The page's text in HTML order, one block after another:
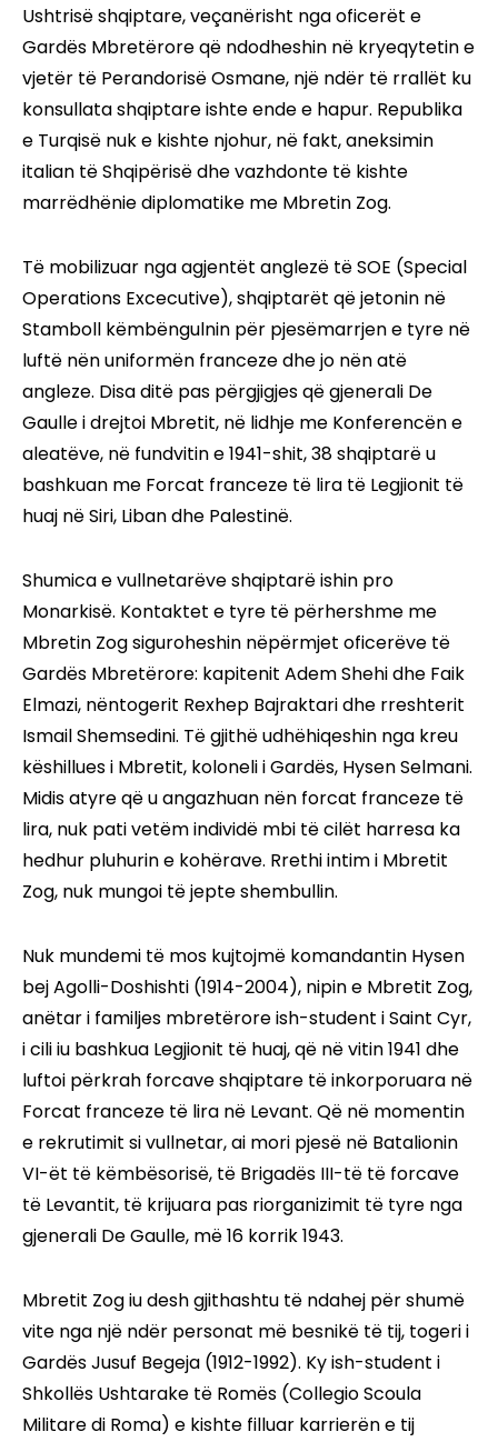
Ushtrisë shqiptare, veçanërisht nga oficerët e
Gardës Mbretërore që ndodheshin në kryeqytetin e
vjetër të Perandorisë Osmane, një ndër të rrallët ku
konsullata shqiptare ishte ende e hapur. Republika
e Turqisë nuk e kishte njohur, në fakt, aneksimin
italian të Shqipërisë dhe vazhdonte të kishte
marrëdhënie diplomatike me Mbretin Zog.
Të mobilizuar nga agjentët anglezë të SOE (Special
Operations Excecutive), shqiptarët që jetonin në
Stamboll këmbëngulnin për pjesëmarrjen e tyre në
luftë nën uniformën franceze dhe jo nën atë
angleze. Disa ditë pas përgjigjes që gjenerali De
Gaulle i drejtoi Mbretit, në lidhje me Konferencën e
aleatëve, në fundvitin e 1941-shit, 38 shqiptarë u
bashkuan me Forcat franceze të lira të Legjionit të
huaj në Siri, Liban dhe Palestinë.
Shumica e vullnetarëve shqiptarë ishin pro
Monarkisë. Kontaktet e tyre të përhershme me
Mbretin Zog siguroheshin nëpërmjet oficerëve të
Gardës Mbretërore: kapitenit Adem Shehi dhe Faik
Elmazi, nëntogerit Rexhep Bajraktari dhe rreshterit
Ismail Shemsedini. Të gjithë udhëhiqeshin nga kreu
këshillues i Mbretit, koloneli i Gardës, Hysen Selmani.
Midis atyre që u angazhuan nën forcat franceze të
lira, nuk pati vetëm individë mbi të cilët harresa ka
hedhur pluhurin e kohërave. Rrethi intim i Mbretit
Zog, nuk mungoi të jepte shembullin.
Nuk mundemi të mos kujtojmë komandantin Hysen
bej Agolli-Doshishti (1914-2004), nipin e Mbretit Zog,
anëtar i familjes mbretërore ish-student i Saint Cyr,
i cili iu bashkua Legjionit të huaj, që në vitin 1941 dhe
luftoi përkrah forcave shqiptare të inkorporuara në
Forcat franceze të lira në Levant. Që në momentin
e rekrutimit si vullnetar, ai mori pjesë në Batalionin
VI-ët të këmbësorisë, të Brigadës III-të të forcave
të Levantit, të krijuara pas riorganizimit të tyre nga
gjenerali De Gaulle, më 16 korrik 1943.
Mbretit Zog iu desh gjithashtu të ndahej për shumë
vite nga një ndër personat më besnikë të tij, togeri i
Gardës Jusuf Begeja (1912-1992). Ky ish-student i
Shkollës Ushtarake të Romës (Collegio Scoula
Militare di Roma) e kishte filluar karrierën e tij